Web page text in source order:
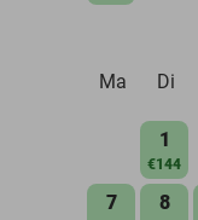
Ma
Di
1
€144
7 8